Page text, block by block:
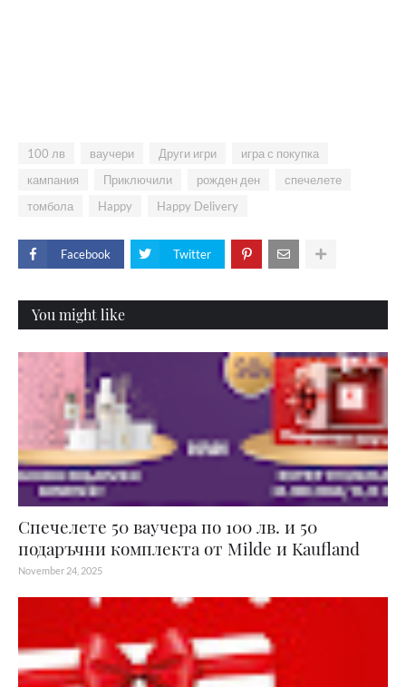
100 лв ваучери Други игри
игра с покупка
кампания
Приключили рожден ден
спечелете
томбола
Happy Happy Delivery
Facebook Twitter
You might like
Спечелете 50 ваучера по 100 лв. и 50
подаръчни комплекта от Milde и Kaufland
November 24, 2025